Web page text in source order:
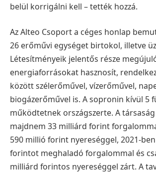
belül korrigálni kell – tették hozzá.
Az Alteo Csoport a céges honlap
26 erőművi egységet birtokol, illetve
Létesítményeik jelentős része
energiaforrásokat hasznosít,
között szélerőművel, vízerőművel,
biogázerőművel is. A sopronin kívül 5
működtetnek országszerte. A
majdnem 33 milliárd forint
590 millió forint nyereséggel, 2021-
forintot meghaladó forgalommal és
milliárd forintos nyereséggel zárt. A